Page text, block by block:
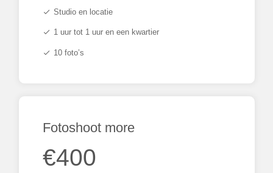
check Studio en locatie
check 1 uur tot 1 uur en een kwartier
check 10 foto’s
Fotoshoot more
€400